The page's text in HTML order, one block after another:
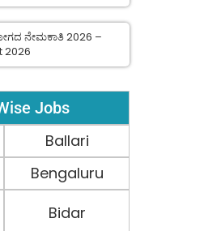
ನೇಮಕಾತಿ 2026 –
2026
Jobs
Ballari
Bengaluru
Bidar